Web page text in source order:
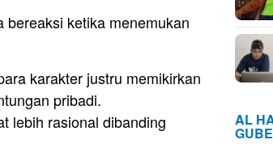
ketika menemukan
karakter justru memikirkan
pribadi.
lebih rasional dibanding
AL